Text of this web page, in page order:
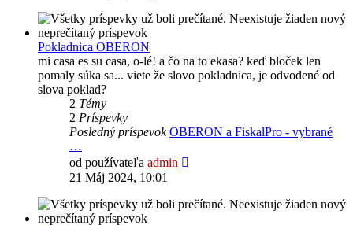
Pokladnica OBERON
mi casa es su casa, o-lé! a čo na to ekasa? keď bloček len
pomaly súka sa... viete že slovo pokladnica, je odvodené od
slova poklad?
2 Témy
2 Príspevky
Posledný príspevok OBERON a FiskalPro - vybrané
…
od používateľa admin
21 Máj 2024, 10:01